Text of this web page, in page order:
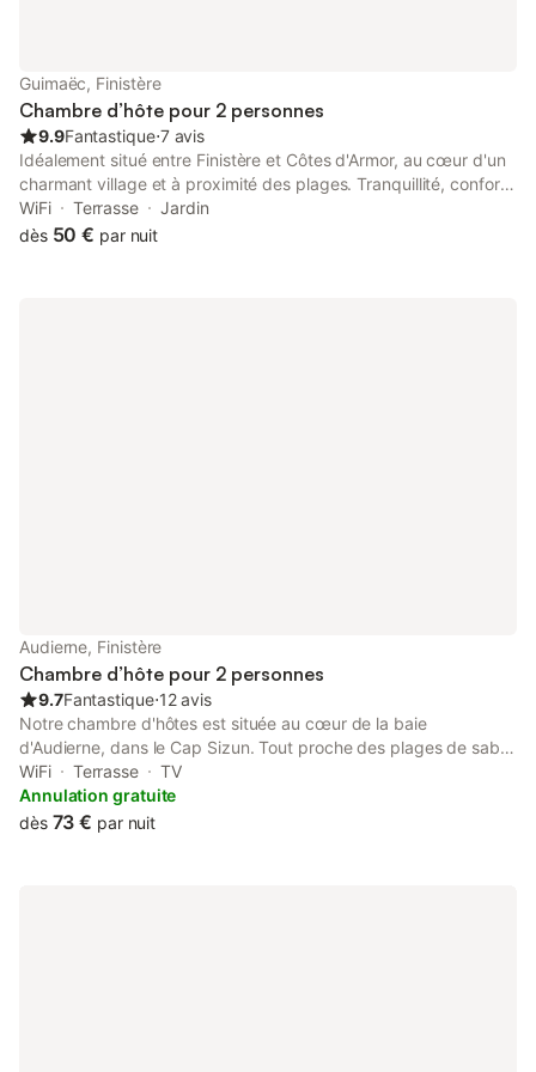
Guimaëc, Finistère
Chambre d’hôte pour 2 personnes
9.9Fantastique⋅7 avis
Idéalement situé entre Finistère et Côtes d'Armor, au cœur d'un
charmant village et à proximité des plages. Tranquillité, confort
et accueil de qualité. Informations et documentation
touristiques. Terrasse et espace barbecue à disposition. Draps
WiFi Terrasse
Jardin
dès 50 € par nuit
Audierne, Finistère
Chambre d’hôte pour 2 personnes
9.7Fantastique⋅12 avis
Notre chambre d'hôtes est située au cœur de la baie
d'Audierne, dans le Cap Sizun. Tout proche des plages de sable
fin et de la côte sauvage. L'Abri du Marin vous accueillera dans
une ambiance calme et sereine, ou vous passerez un moment
de détente ou vous pourrez profiter d'une terrasse privative. Un
WiFi Terrasse
TV
Annulation gratuite
dès 73 € par nuit